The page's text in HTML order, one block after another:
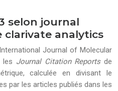
selon journal
analytics
Journal of Molecular
les Journal Citation Reports de
calculée en divisant le
par les articles publiés dans les